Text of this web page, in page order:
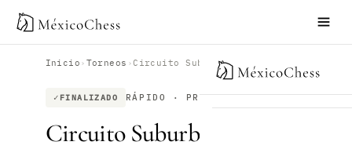
Inicio › Torneos ›Circuito Suburbano X
FINALIZADO RÁPIDO · PRESENCIAL
Circuito Suburbano X